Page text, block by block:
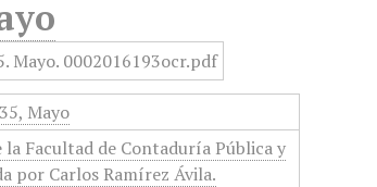
Mayo
Facultad de Contaduría Pública y
por Carlos Ramírez Ávila.